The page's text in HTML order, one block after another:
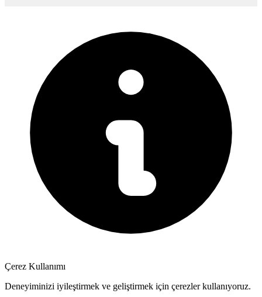
Çerez Kullanımı
Deneyiminizi iyileştirmek ve geliştirmek için çerezler kullanıyoruz.